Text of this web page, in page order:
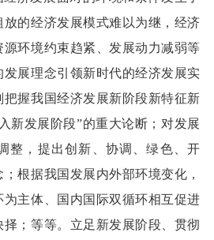
的经济发展模式难以为继，经济
环境约束趋紧、发展动力减弱等
展理念引领新时代的经济发展实
握我国经济发展新阶段新特征新
新发展阶段”的重大论断；对发展
整，提出创新、协调、绿色、开
根据我国发展内外部环境变化，
主体、国内国际双循环相互促进
；等等。立足新发展阶段、贯彻